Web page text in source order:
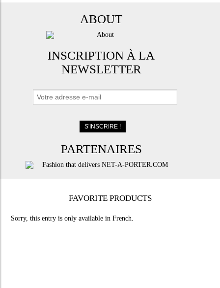
ABOUT
INSCRIPTION À LA
NEWSLETTER
PARTENAIRES
FAVORITE PRODUCTS
Sorry, this entry is only available inFrench